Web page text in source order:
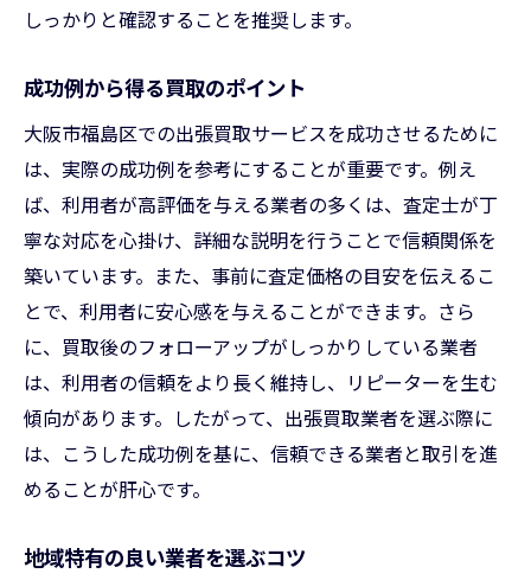
しっかりと確認することを推奨します。
成功例から得る買取のポイント
大阪市福島区での出張買取サービスを成功させるために
は、実際の成功例を参考にすることが重要です。例え
ば、利用者が高評価を与える業者の多くは、査定士が丁
寧な対応を心掛け、詳細な説明を行うことで信頼関係を
築いています。また、事前に査定価格の目安を伝えるこ
とで、利用者に安心感を与えることができます。さら
に、買取後のフォローアップがしっかりしている業者
は、利用者の信頼をより長く維持し、リピーターを生む
傾向があります。したがって、出張買取業者を選ぶ際に
は、こうした成功例を基に、信頼できる業者と取引を進
めることが肝心です。
地域特有の良い業者を選ぶコツ